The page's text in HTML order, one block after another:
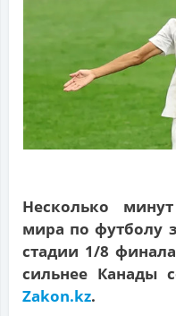
Несколько
мира по футболу
стадии 1/8
сильнее Канады
Zakon.kz.